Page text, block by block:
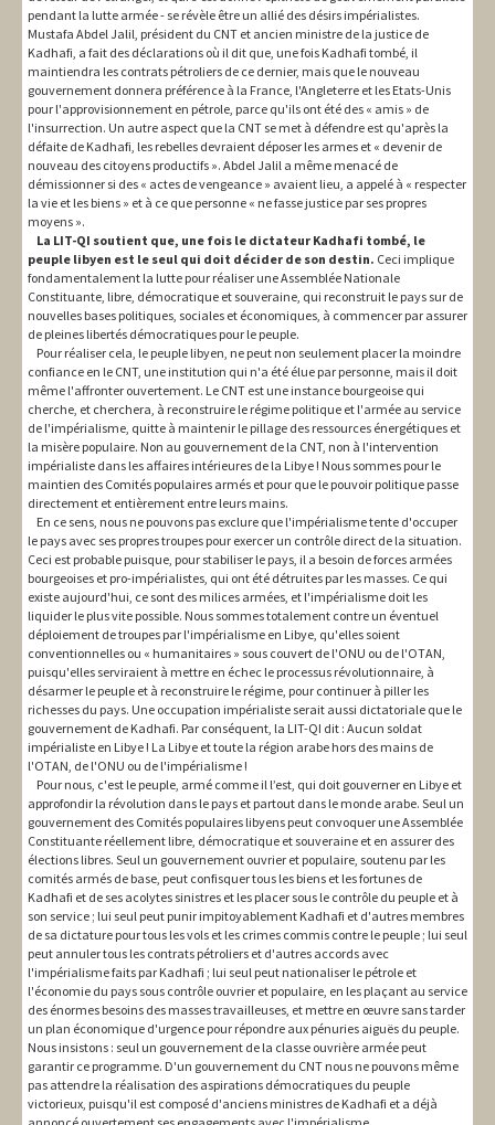
pendant la lutte armée - se révèle être un allié des désirs impérialistes.
Mustafa Abdel Jalil, président du CNT et ancien ministre de la justice de
Kadhafi, a fait des déclarations où il dit que, une fois Kadhafi tombé, il
maintiendra les contrats pétroliers de ce dernier, mais que le nouveau
gouvernement donnera préférence à la France, l'Angleterre et les Etats-Unis
pour l'approvisionnement en pétrole, parce qu'ils ont été des « amis » de
l'insurrection. Un autre aspect que la CNT se met à défendre est qu'après la
défaite de Kadhafi, les rebelles devraient déposer les armes et « devenir de
nouveau des citoyens productifs ». Abdel Jalil a même menacé de
démissionner si des « actes de vengeance » avaient lieu, a appelé à « respecter
la vie et les biens » et à ce que personne « ne fasse justice par ses propres
moyens ».
La LIT-QI soutient que, une fois le dictateur Kadhafi tombé, le
peuple libyen est le seul qui doit décider de son destin. Ceci implique
fondamentalement la lutte pour réaliser une Assemblée Nationale
Constituante, libre, démocratique et souveraine, qui reconstruit le pays sur de
nouvelles bases politiques, sociales et économiques, à commencer par assurer
de pleines libertés démocratiques pour le peuple.
Pour réaliser cela, le peuple libyen, ne peut non seulement placer la moindre
confiance en le CNT, une institution qui n'a été élue par personne, mais il doit
même l'affronter ouvertement. Le CNT est une instance bourgeoise qui
cherche, et cherchera, à reconstruire le régime politique et l'armée au service
de l'impérialisme, quitte à maintenir le pillage des ressources énergétiques et
la misère populaire. Non au gouvernement de la CNT, non à l'intervention
impérialiste dans les affaires intérieures de la Libye ! Nous sommes pour le
maintien des Comités populaires armés et pour que le pouvoir politique passe
directement et entièrement entre leurs mains.
En ce sens, nous ne pouvons pas exclure que l'impérialisme tente d'occuper
le pays avec ses propres troupes pour exercer un contrôle direct de la situation.
Ceci est probable puisque, pour stabiliser le pays, il a besoin de forces armées
bourgeoises et pro-impérialistes, qui ont été détruites par les masses. Ce qui
existe aujourd'hui, ce sont des milices armées, et l'impérialisme doit les
liquider le plus vite possible. Nous sommes totalement contre un éventuel
déploiement de troupes par l'impérialisme en Libye, qu'elles soient
conventionnelles ou « humanitaires » sous couvert de l'ONU ou de l'OTAN,
puisqu'elles serviraient à mettre en échec le processus révolutionnaire, à
désarmer le peuple et à reconstruire le régime, pour continuer à piller les
richesses du pays. Une occupation impérialiste serait aussi dictatoriale que le
gouvernement de Kadhafi. Par conséquent, la LIT-QI dit : Aucun soldat
impérialiste en Libye ! La Libye et toute la région arabe hors des mains de
l'OTAN, de l'ONU ou de l'impérialisme !
Pour nous, c'est le peuple, armé comme il l’est, qui doit gouverner en Libye et
approfondir la révolution dans le pays et partout dans le monde arabe. Seul un
gouvernement des Comités populaires libyens peut convoquer une Assemblée
Constituante réellement libre, démocratique et souveraine et en assurer des
élections libres. Seul un gouvernement ouvrier et populaire, soutenu par les
comités armés de base, peut confisquer tous les biens et les fortunes de
Kadhafi et de ses acolytes sinistres et les placer sous le contrôle du peuple et à
son service ; lui seul peut punir impitoyablement Kadhafi et d'autres membres
de sa dictature pour tous les vols et les crimes commis contre le peuple ; lui seul
peut annuler tous les contrats pétroliers et d'autres accords avec
l'impérialisme faits par Kadhafi ; lui seul peut nationaliser le pétrole et
l'économie du pays sous contrôle ouvrier et populaire, en les plaçant au service
des énormes besoins des masses travailleuses, et mettre en œuvre sans tarder
un plan économique d'urgence pour répondre aux pénuries aiguës du peuple.
Nous insistons : seul un gouvernement de la classe ouvrière armée peut
garantir ce programme. D'un gouvernement du CNT nous ne pouvons même
pas attendre la réalisation des aspirations démocratiques du peuple
victorieux, puisqu'il est composé d'anciens ministres de Kadhafi et a déjà